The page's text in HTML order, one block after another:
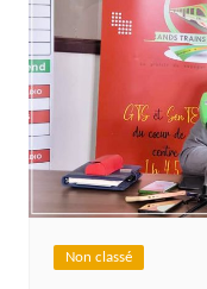
Non classé